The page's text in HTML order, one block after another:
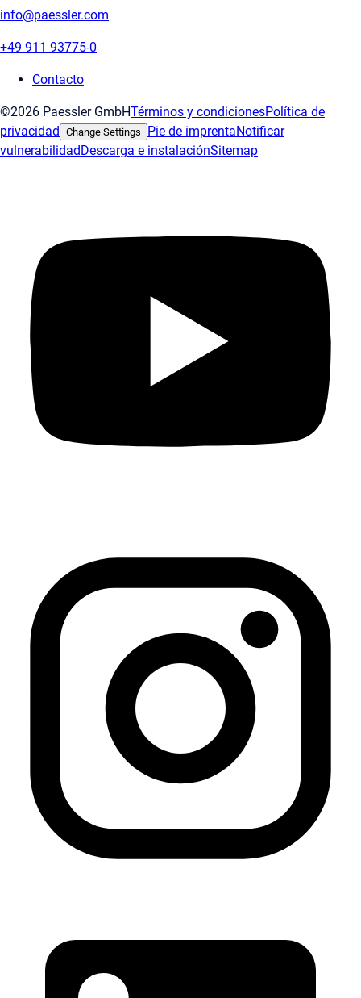
info@paessler.com
+49 911 93775-0
Contacto
©2026 Paessler GmbHTérminos y condicionesPolítica de
privacidad Change Settings Pie de imprentaNotificar
vulnerabilidadDescarga e instalaciónSitemap